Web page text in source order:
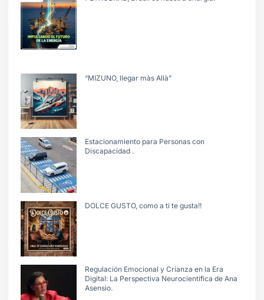
“MIZUNO, llegar màs Allà”
Estacionamiento para Personas con
Discapacidad .
DOLCE GUSTO, como a ti te gusta!!
Regulación Emocional y Crianza en la Era
Digital: La Perspectiva Neurocientífica de Ana
Asensio.